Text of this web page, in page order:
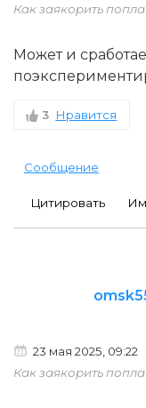
Как заякорить
Может и
3 Нравится
Сообщение
Цитировать
23 мая 2025, 09:22
Как заякорить